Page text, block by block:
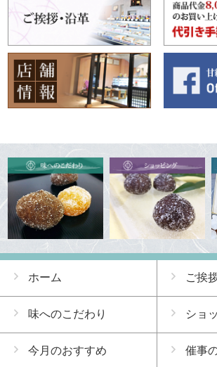
ホーム ご挨
味へのこだわり ショ
今月のおすすめ 催事